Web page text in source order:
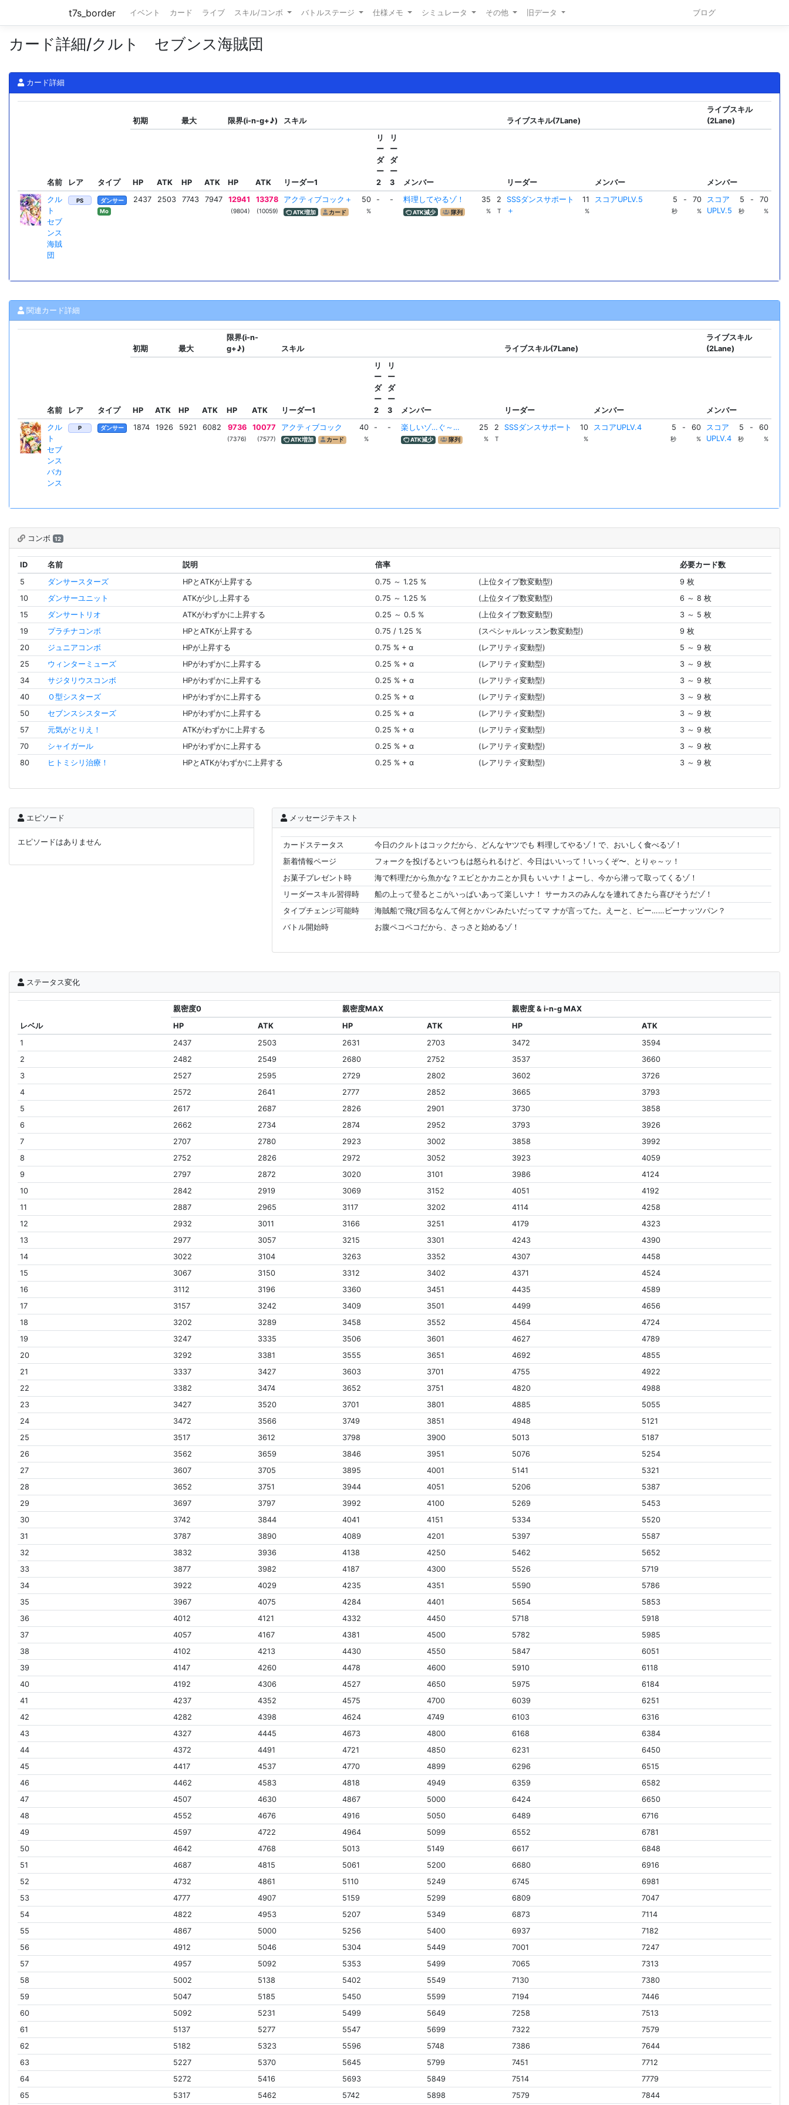
t7s_border イベント カード ライブ スキル/コンボ バトルステージ 仕様メモ シミュレータ その他 旧データ ブログ
カード詳細/クルト セブンス海賊団
カード詳細
名前 レア タイプ
初期 最大 限界(i-n-g+♪) スキル ライブスキル(7Lane)
ライブスキル
(2Lane)
HP ATK HP ATK HP ATK リーダー1
リ
ー
ダ
ー
2
リ
ー
ダ
ー
3
メンバー リーダー メンバー
メンバー
クル
ト
セブ
ンス
海賊
団
PS
ダンサー
Mo
2437 2503 7743 7947 12941
(9804)
13378
(10059)
アクティブコック＋
ATK増加 カード
50
%
- - 料理してやるゾ！
ATK減少 隊列
35
%
2
T
SSSダンスサポート
＋
11
%
スコアUPLV.5 5
秒
- 70
%
スコア
UPLV.5
5
秒
- 70
%
関連カード詳細
名前 レア タイプ
初期 最大
限界(i-n-
g+♪)
スキル ライブスキル(7Lane)
ライブスキル
(2Lane)
HP ATK HP ATK HP ATK リーダー1
リ
ー
ダ
ー
2
リ
ー
ダ
ー
3
メンバー リーダー メンバー
メンバー
クル
ト
セブ
ンス
バカ
ンス
P ダンサー 1874 1926 5921 6082 9736
(7376)
10077
(7577)
アクティブコック
ATK増加 カード
40
%
- - 楽しいゾ…ぐ～…
ATK減少 隊列
25
%
2
T
SSSダンスサポート 10
%
スコアUPLV.4 5
秒
- 60
%
スコア
UPLV.4
5
秒
- 60
%
コンボ 12
ID 名前 説明 倍率
必要カード数
5
ダンサースターズ HPとATKが上昇する 0.75 ～ 1.25 % (上位タイプ数変動型)
9 枚
10
ダンサーユニット ATKが少し上昇する 0.75 ～ 1.25 % (上位タイプ数変動型)
6 ～ 8 枚
15
ダンサートリオ ATKがわずかに上昇する 0.25 ～ 0.5 % (上位タイプ数変動型)
3 ～ 5 枚
19
プラチナコンボ HPとATKが上昇する 0.75 / 1.25 % (スペシャルレッスン数変動型)
9 枚
20
ジュニアコンボ HPが上昇する 0.75 % + α (レアリティ変動型)
5 ～ 9 枚
25
ウィンターミューズ HPがわずかに上昇する 0.25 % + α (レアリティ変動型)
3 ～ 9 枚
34
サジタリウスコンボ HPがわずかに上昇する 0.25 % + α (レアリティ変動型)
3 ～ 9 枚
40
Ｏ型シスターズ HPがわずかに上昇する 0.25 % + α (レアリティ変動型)
3 ～ 9 枚
50
セブンスシスターズ HPがわずかに上昇する 0.25 % + α (レアリティ変動型)
3 ～ 9 枚
57
元気がとりえ！ ATKがわずかに上昇する 0.25 % + α (レアリティ変動型)
3 ～ 9 枚
70
シャイガール HPがわずかに上昇する 0.25 % + α (レアリティ変動型)
3 ～ 9 枚
80
ヒトミシリ治療！ HPとATKがわずかに上昇する 0.25 % + α (レアリティ変動型) 3 ～ 9 枚
エピソード
エピソードはありません
メッセージテキスト
カードステータス
今日のクルトはコックだから、どんなヤツでも 料理してやるゾ！で、おいしく食べるゾ！
新着情報ページ
フォークを投げるといつもは怒られるけど、今日はいいって！いっくぞ〜、とりゃ～ッ！
お菓子プレゼント時
海で料理だから魚かな？エビとかカニとか貝も いいナ！よーし、今から潜って取ってくるゾ！
リーダースキル習得時
船の上って登るとこがいっぱいあって楽しいナ！ サーカスのみんなを連れてきたら喜びそうだゾ！
タイプチェンジ可能時
海賊船で飛び回るなんて何とかパンみたいだってマ ナが言ってた。えーと、ピー……ピーナッツパン？
バトル開始時
お腹ペコペコだから、さっさと始めるゾ！
ステータス変化
レベル
親密度0 親密度MAX
親密度 & i-n-g MAX
HP
ATK HP ATK HP
ATK
1
2437 2503 2631 2703 3472
3594
2
2482 2549 2680 2752 3537
3660
3
2527 2595 2729 2802 3602
3726
4
2572 2641 2777 2852 3665
3793
5
2617 2687 2826 2901 3730
3858
6
2662 2734 2874 2952 3793
3926
7
2707 2780 2923 3002 3858
3992
8
2752 2826 2972 3052 3923
4059
9
2797 2872 3020 3101 3986
4124
10
2842 2919 3069 3152 4051
4192
11
2887 2965 3117 3202 4114
4258
12
2932 3011 3166 3251 4179
4323
13
2977 3057 3215 3301 4243
4390
14
3022 3104 3263 3352 4307
4458
15
3067 3150 3312 3402 4371
4524
16
3112 3196 3360 3451 4435
4589
17
3157 3242 3409 3501 4499
4656
18
3202 3289 3458 3552 4564
4724
19
3247 3335 3506 3601 4627
4789
20
3292 3381 3555 3651 4692
4855
21
3337 3427 3603 3701 4755
4922
22
3382 3474 3652 3751 4820
4988
23
3427 3520 3701 3801 4885
5055
24
3472 3566 3749 3851 4948
5121
25
3517 3612 3798 3900 5013
5187
26
3562 3659 3846 3951 5076
5254
27
3607 3705 3895 4001 5141
5321
28
3652 3751 3944 4051 5206
5387
29
3697 3797 3992 4100 5269
5453
30
3742 3844 4041 4151 5334
5520
31
3787 3890 4089 4201 5397
5587
32
3832 3936 4138 4250 5462
5652
33
3877 3982 4187 4300 5526
5719
34
3922 4029 4235 4351 5590
5786
35
3967 4075 4284 4401 5654
5853
36
4012 4121 4332 4450 5718
5918
37
4057 4167 4381 4500 5782
5985
38
4102 4213 4430 4550 5847
6051
39
4147 4260 4478 4600 5910
6118
40
4192 4306 4527 4650 5975
6184
41
4237 4352 4575 4700 6039
6251
42
4282 4398 4624 4749 6103
6316
43
4327 4445 4673 4800 6168
6384
44
4372 4491 4721 4850 6231
6450
45
4417 4537 4770 4899 6296
6515
46
4462 4583 4818 4949 6359
6582
47
4507 4630 4867 5000 6424
6650
48
4552 4676 4916 5050 6489
6716
49
4597 4722 4964 5099 6552
6781
50
4642 4768 5013 5149 6617
6848
51
4687 4815 5061 5200 6680
6916
52
4732 4861 5110 5249 6745
6981
53
4777 4907 5159 5299 6809
7047
54
4822 4953 5207 5349 6873
7114
55
4867 5000 5256 5400 6937
7182
56
4912 5046 5304 5449 7001
7247
57
4957 5092 5353 5499 7065
7313
58
5002 5138 5402 5549 7130
7380
59
5047 5185 5450 5599 7194
7446
60
5092 5231 5499 5649 7258
7513
61
5137 5277 5547 5699 7322
7579
62
5182 5323 5596 5748 7386
7644
63
5227 5370 5645 5799 7451
7712
64
5272 5416 5693 5849 7514
7779
65
5317 5462 5742 5898 7579 7844